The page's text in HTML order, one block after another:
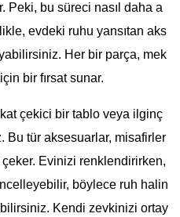
Peki, bu süreci nasıl daha a
evdeki ruhu yansıtan aks
Her bir parça, mek
bir fırsat sunar.
çekici bir tablo veya ilginç
Bu tür aksesuarlar, misafirler
Evinizi renklendirirken,
böylece ruh halin
Kendi zevkinizi ortay